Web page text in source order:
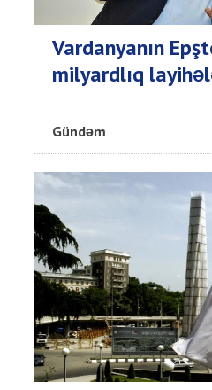
Vardanyanın
milyardlıq
Gündəm